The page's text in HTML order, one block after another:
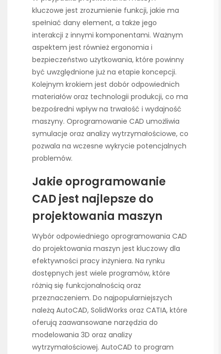
kluczowe jest zrozumienie funkcji, jakie ma
spełniać dany element, a także jego
interakcji z innymi komponentami. Ważnym
aspektem jest również ergonomia i
bezpieczeństwo użytkowania, które powinny
być uwzględnione już na etapie koncepcji.
Kolejnym krokiem jest dobór odpowiednich
materiałów oraz technologii produkcji, co ma
bezpośredni wpływ na trwałość i wydajność
maszyny. Oprogramowanie CAD umożliwia
symulacje oraz analizy wytrzymałościowe, co
pozwala na wczesne wykrycie potencjalnych
problemów.
Jakie oprogramowanie
CAD jest najlepsze do
projektowania maszyn
Wybór odpowiedniego oprogramowania CAD
do projektowania maszyn jest kluczowy dla
efektywności pracy inżyniera. Na rynku
dostępnych jest wiele programów, które
różnią się funkcjonalnością oraz
przeznaczeniem. Do najpopularniejszych
należą AutoCAD, SolidWorks oraz CATIA, które
oferują zaawansowane narzędzia do
modelowania 3D oraz analizy
wytrzymałościowej. AutoCAD to program